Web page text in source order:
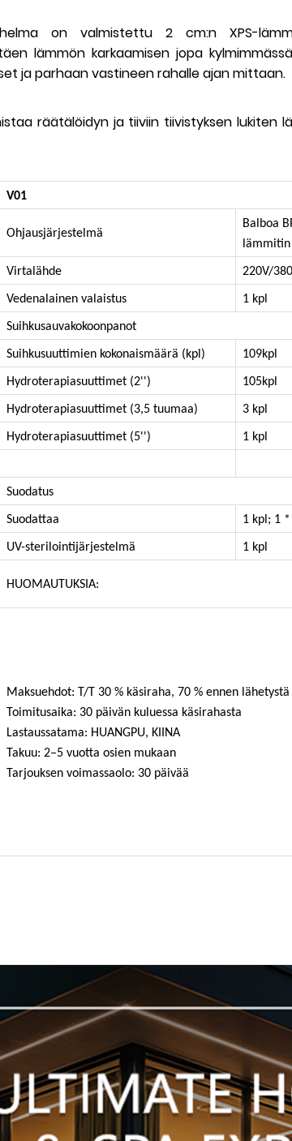
on valmistettu 2 cm:n XPS-
lämmön karkaamisen jopa
ja parhaan vastineen rahalle ajan mittaan.
räätälöidyn ja tiiviin tiivistyksen lukiten
V01
Ohjausjärjestelmä
Balboa
lämmitin
Virtalähde 220V/
Vedenalainen valaistus 1 kpl
Suihkusauvakokoonpanot
Suihkusuuttimien kokonaismäärä (kpl) 109kpl
Hydroterapiasuuttimet (2'') 105kpl
Hydroterapiasuuttimet (3,5 tuumaa) 3 kpl
Hydroterapiasuuttimet (5'') 1 kpl
Suodatus
Suodattaa 1 kpl; 1
UV-sterilointijärjestelmä 1 kpl
HUOMAUTUKSIA:
Maksuehdot: T/T 30 % käsiraha, 70 % ennen lähetystä
Toimitusaika: 30 päivän kuluessa käsirahasta
Lastaussatama: HUANGPU, KIINA
Takuu: 2–5 vuotta osien mukaan
Tarjouksen voimassaolo: 30